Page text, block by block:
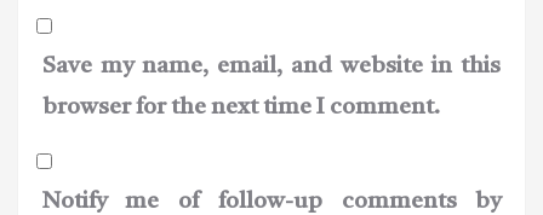
Save my name, email, and website in this
browser for the next time I comment.
Notify me of follow-up comments by